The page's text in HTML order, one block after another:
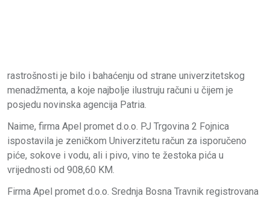
rastrošnosti je bilo i bahaćenju od strane univerzitetskog
menadžmenta, a koje najbolje ilustruju računi u čijem je
posjedu novinska agencija Patria.
Naime, firma Apel promet d.o.o. PJ Trgovina 2 Fojnica
ispostavila je zeničkom Univerzitetu račun za isporučeno
piće, sokove i vodu, ali i pivo, vino te žestoka pića u
vrijednosti od 908,60 KM.
Firma Apel promet d.o.o. Srednja Bosna Travnik registrovana